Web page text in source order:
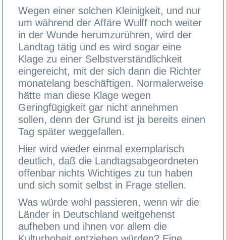
Wegen einer solchen Kleinigkeit, und nur
um während der Affäre Wulff noch weiter
in der Wunde herumzurühren, wird der
Landtag tätig und es wird sogar eine
Klage zu einer Selbstverständlichkeit
eingereicht, mit der sich dann die Richter
monatelang beschäftigen. Normalerweise
hätte man diese Klage wegen
Geringfügigkeit gar nicht annehmen
sollen, denn der Grund ist ja bereits einen
Tag später weggefallen.
Hier wird wieder einmal exemplarisch
deutlich, daß die Landtagsabgeordneten
offenbar nichts Wichtiges zu tun haben
und sich somit selbst in Frage stellen.
Was würde wohl passieren, wenn wir die
Länder in Deutschland weitgehenst
aufheben und ihnen vor allem die